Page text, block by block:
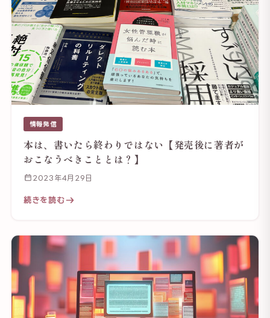
情報発信
本は、書いたら終わりではない【発売後に著者が
おこなうべきこととは？】
2023年4月29日
続きを読む